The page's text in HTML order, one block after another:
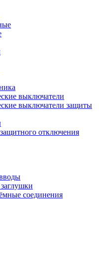
выключатели
выключатели защиты
отключения
соединения